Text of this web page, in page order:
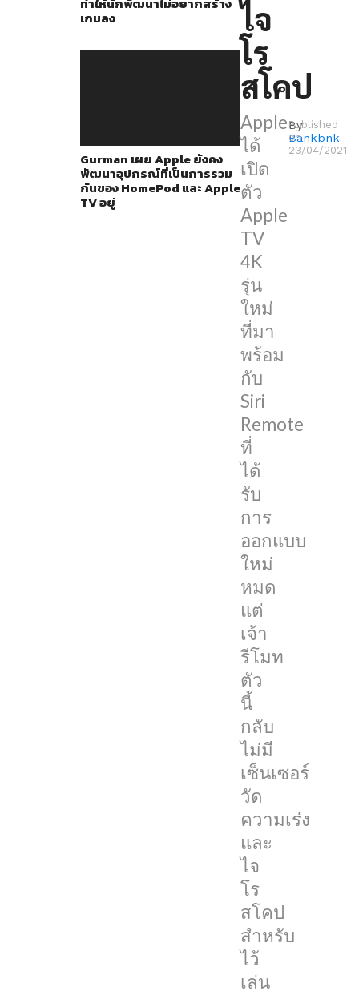
เกมลง
Gurman เผย Apple ยังคง
พัฒนาอุปกรณ์ที่เป็นการรวม
กันของ HomePod และ Apple
TV อยู่
ไจ
โร
สโคป
Apple
ได้
เปิด
ตัว
Apple
TV
4K
รุ่น
ใหม่
ที่มา
พร้อม
กับ
Siri
Remote
ที่
ได้
รับ
การ
ออกแบบ
ใหม่
หมด
แต่
เจ้า
รีโมท
ตัว
นี้
กลับ
ไม่มี
เซ็นเซอร์
วัด
ความเร่ง
และ
ไจ
โร
สโคป
สำหรับ
ไว้
เล่น
By
Bankbnk
Published
on
23/04/2021
รับ
การ
ออกแบบ
ใหม่
แต่
เจ้า
รีโมท
ตัว
นี้
กลับ
ไม่มี
เซ็นเซอร์
วัด
ความเร่ง
และ
ไจ
โร
สโคป
สำหรับ
ไว้
เล่น
เกม
รีโมท
ที่
ได้
รับ
การ
ออกแบบ
ใหม่
นี้
มา
พร้อม
กับ
การ
ผสม
ผสาน
ระหว่าง
trackpad
ที่
ใช้